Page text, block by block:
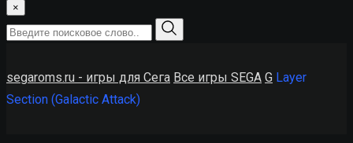
×
segaroms.ru - игры для Сега Все игры SEGA G Layer
Section (Galactic Attack)